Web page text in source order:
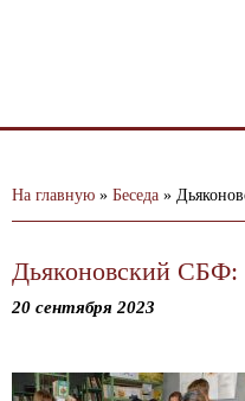
На главную » Беседа »
Дьяконовский СБФ:
20 сентября 2023